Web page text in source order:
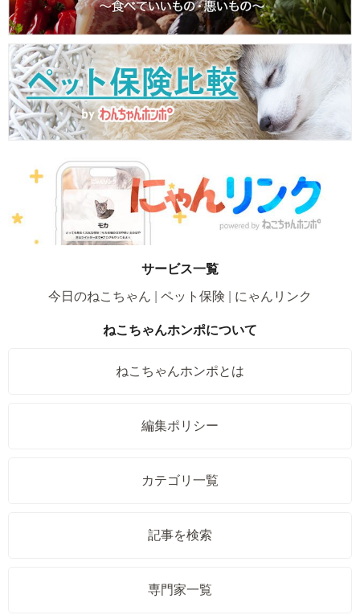
サービス一覧
今日のねこちゃん
ペット保険 にゃんリンク
ねこちゃんホンポについて
ねこちゃんホンポとは
編集ポリシー
カテゴリ一覧
記事を検索
専門家一覧